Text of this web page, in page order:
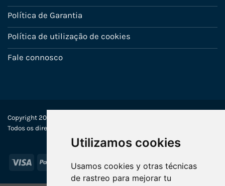
Utilizamos cookies
Usamos cookies y otras técnicas
de rastreo para mejorar tu
Política de Garantia
Política de utilização de cookies
Fale connosco
Copyright 2022-2025 © Ecosistemas Informáticos España SL –
Todos os direitos reservados
Visa PayPal MasterCard